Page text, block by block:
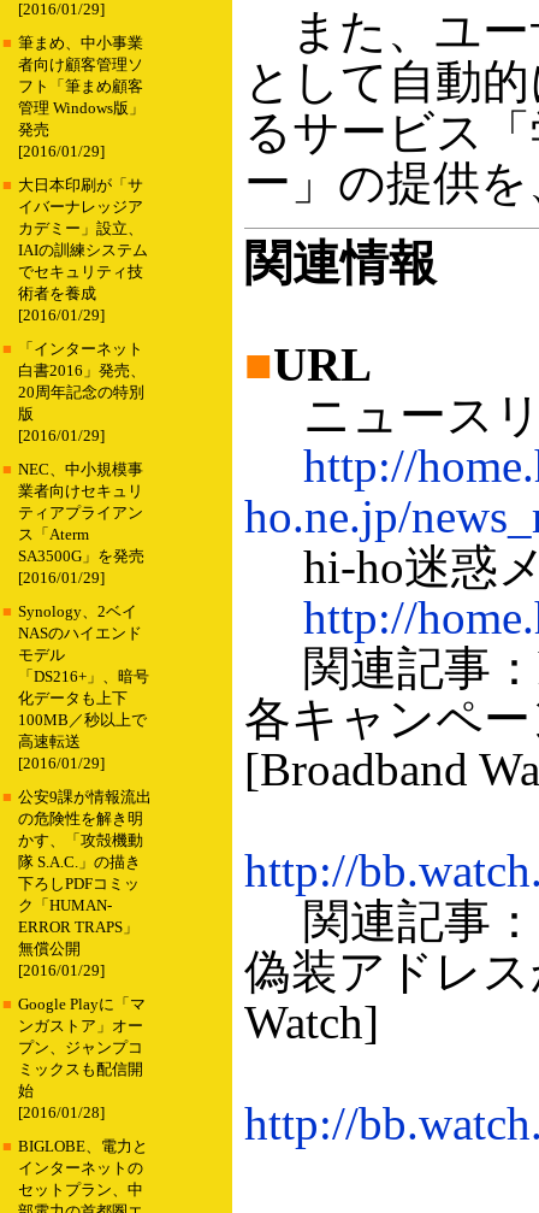
[2016/01/29]
■ 筆まめ、中小事業
者向け顧客管理ソ
フト「筆まめ顧客
管理 Windows版」
発売
[2016/01/29]
■ 大日本印刷が「サ
イバーナレッジア
カデミー」設立、
IAIの訓練システム
でセキュリティ技
術者を養成
[2016/01/29]
■
「インターネット
白書2016」発売、
20周年記念の特別
版
[2016/01/29]
■ NEC、中小規模事
業者向けセキュリ
ティアプライアン
ス「Aterm
SA3500G」を発売
[2016/01/29]
■ Synology、2ベイ
NASのハイエンド
モデル
「DS216+」、暗号
化データも上下
100MB／秒以上で
高速転送
[2016/01/29]
■ 公安9課が情報流出
の危険性を解き明
かす、「攻殻機動
隊 S.A.C.」の描き
下ろしPDFコミッ
ク「HUMAN-
ERROR TRAPS」
無償公開
[2016/01/29]
■ Google Playに「マ
ンガストア」オー
プン、ジャンプコ
ミックスも配信開
始
[2016/01/28]
■ BIGLOBE、電力と
インターネットの
セットプラン、中
また、ユー
として自動
るサービス
ー」の提供
関連情報
■URL
ニュース
http://
ho.ne.jp/
hi-ho迷惑
http://
関連記事：
各キャンペ
[Broadband
http://
関連記事：
偽装アドレ
Watch]
http://